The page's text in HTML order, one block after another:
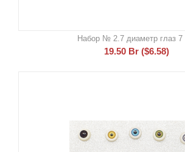
Набор № 2.7 диаметр глаз
19.50 Br ($6.58)